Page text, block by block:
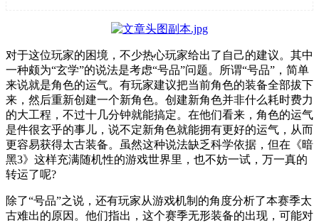
对于这位玩家的困境，不少热心玩家给出了自己的建议。其中
一种颇为“玄学”的说法是考虑“号品”问题。所谓“号品”，简单
来说就是角色的运气。有玩家建议把当前角色的装备全部拔下
来，然后重新创建一个新角色。创建新角色并非什么耗时费力
的大工程，不过十几分钟就能搞定。在他们看来，角色的运气
是件很玄乎的事儿，说不定新角色就能拥有更好的运气，从而
更容易获得太古装备。虽然这种说法缺乏科学依据，但在《暗
黑3》这样充满随机性的游戏世界里，也不妨一试，万一真的
转运了呢?
除了“号品”之说，还有玩家从游戏机制的角度分析了本赛季太
古难出的原因。他们指出，这个赛季无形装备的出现，可能对